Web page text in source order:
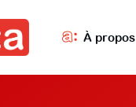
À propos